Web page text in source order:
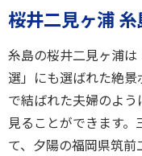
桜井二見ヶ浦 糸
糸島の桜井二見ヶ浦
選」にも選ばれた絶
で結ばれた夫婦のよ
見ることができます
て、夕陽の福岡県筑